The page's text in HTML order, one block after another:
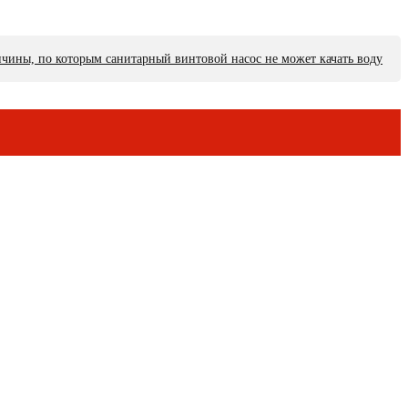
по которым санитарный винтовой насос не может качать воду